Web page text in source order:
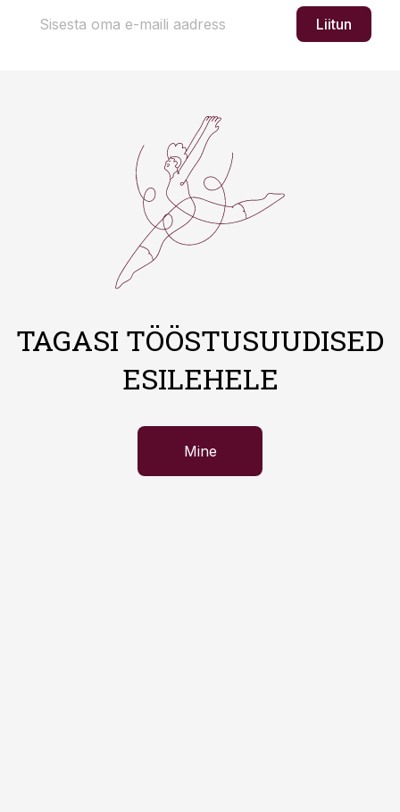
Liitun
TAGASI TÖÖSTUSUUDISED
ESILEHELE
Mine